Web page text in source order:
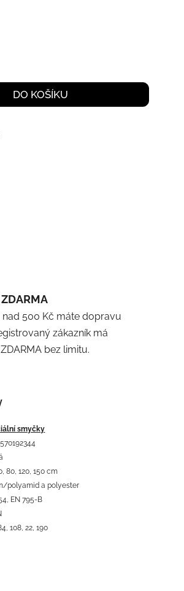
DO KOŠÍKU
nad 500 Kč máte dopravu
zákazník má
bez limitu.
smyčky
80, 120, 150 cm
polyamid a polyester
EN 795-B
108, 22, 190